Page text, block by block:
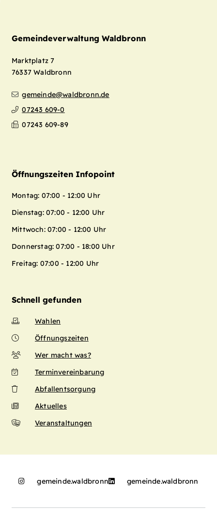
Gemeindeverwaltung Waldbronn
Marktplatz 7
76337 Waldbronn
gemeinde@waldbronn.de
07243 609-0
07243 609-89
Öffnungszeiten Infopoint
Montag: 07:00 - 12:00 Uhr
Dienstag: 07:00 - 12:00 Uhr
Mittwoch: 07:00 - 12:00 Uhr
Donnerstag: 07:00 - 18:00 Uhr
Freitag: 07:00 - 12:00 Uhr
Schnell gefunden
Wahlen
Öffnungszeiten
Wer macht was?
Terminvereinbarung
Abfallentsorgung
Aktuelles
Veranstaltungen
gemeinde.waldbronn gemeinde.waldbronn